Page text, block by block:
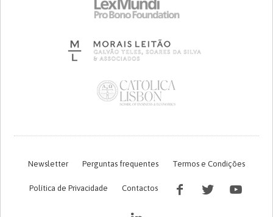
Newsletter Perguntas frequentes Termos e Condições
Política de Privacidade Contactos